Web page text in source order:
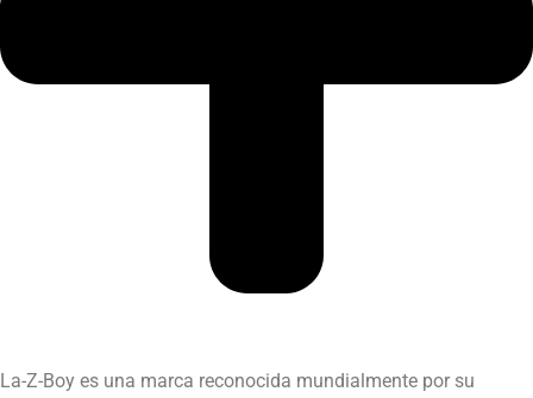
La-Z-Boy es una marca reconocida mundialmente por su